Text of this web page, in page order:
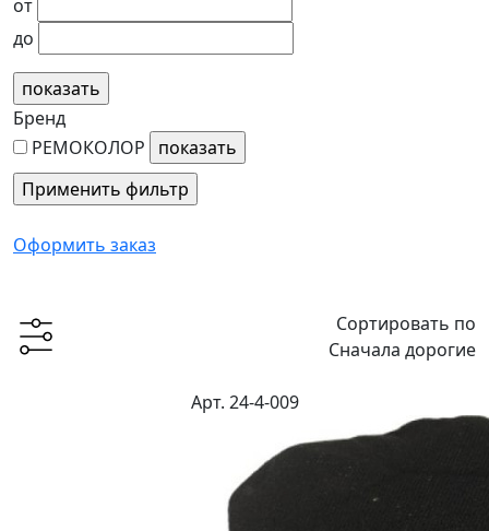
от
до
Бренд
РЕМОКОЛОР
Оформить заказ
Сортировать по
Сначала дорогие
Арт. 24-4-009